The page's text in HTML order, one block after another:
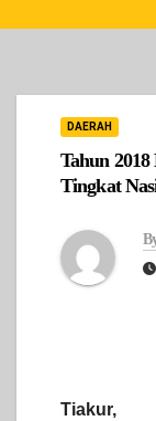
DAERAH
Tahun
Tingkat
Tiakur,